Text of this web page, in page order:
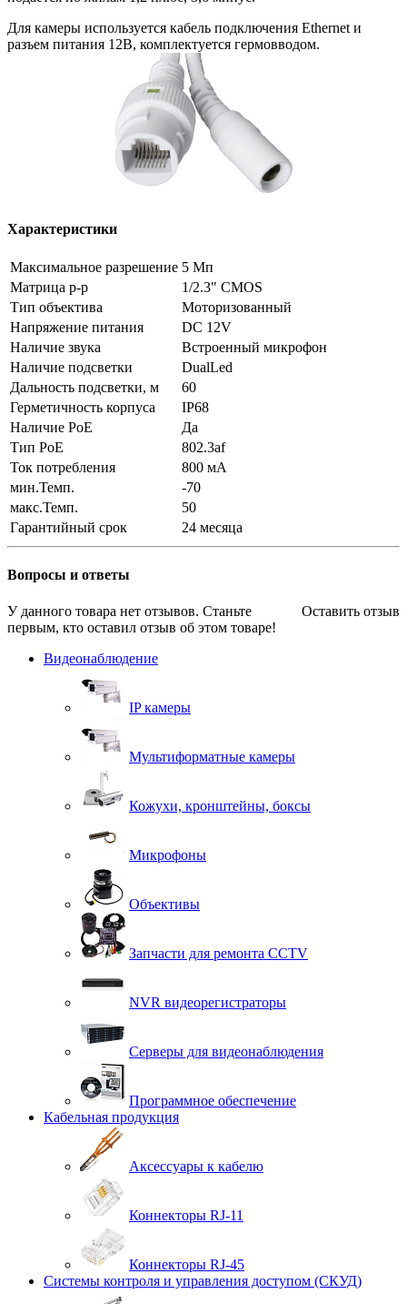
Для камеры используется кабель подключения Ethernet и
разъем питания 12В, комплектуется гермовводом.
Характеристики
Максимальное разрешение 5 Мп
Матрица р-р
1/2.3" CMOS
Тип объектива
Моторизованный
Напряжение питания
DC 12V
Наличие звука
Встроенный микрофон
Наличие подсветки
DualLed
Дальность подсветки, м
60
Герметичность корпуса
IP68
Наличие PoE
Да
Тип PoE
802.3af
Ток потребления
800 мА
мин.Темп.
-70
макс.Темп.
50
Гарантийный срок
24 месяца
Вопросы и ответы
Оставить отзыв
У данного товара нет отзывов. Станьте
первым, кто оставил отзыв об этом товаре!
Видеонаблюдение
IP камеры
Мультиформатные камеры
Кожухи, кронштейны, боксы
Микрофоны
Объективы
Запчасти для ремонта CCTV
NVR видеорегистраторы
Серверы для видеонаблюдения
Программное обеспечение
Кабельная продукция
Аксессуары к кабелю
Коннекторы RJ-11
Коннекторы RJ-45
Системы контроля и управления доступом (СКУД)